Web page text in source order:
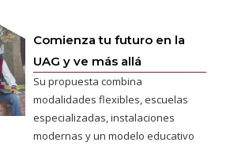
Comienza tu futuro en la
UAG y ve más allá
Su propuesta combina
modalidades flexibles, escuelas
especializadas, instalaciones
modernas y un modelo educativo